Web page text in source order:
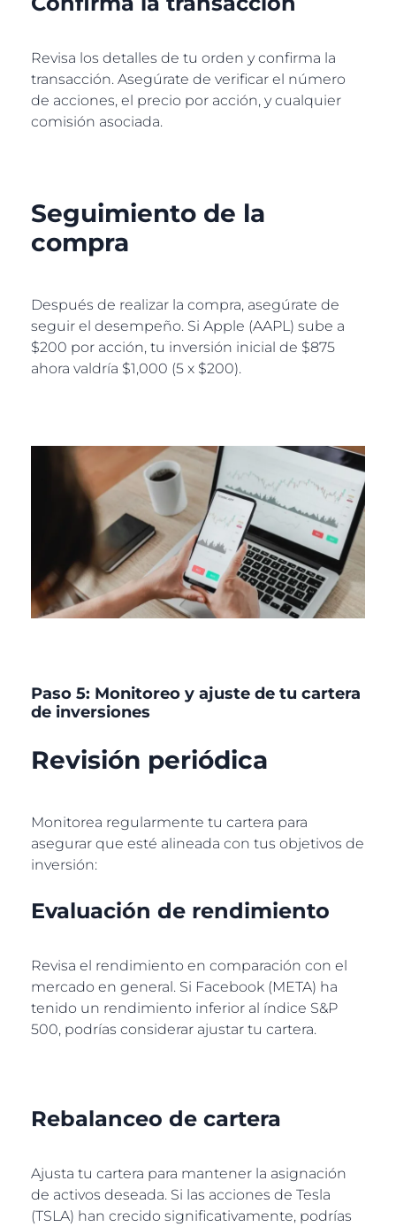
Revisa los detalles de tu orden y confirma la
transacción. Asegúrate de verificar el número
de acciones, el precio por acción, y cualquier
comisión asociada.
Seguimiento de la
compra
Después de realizar la compra, asegúrate de
seguir el desempeño. Si Apple (AAPL) sube a
$200 por acción, tu inversión inicial de $875
ahora valdría $1,000 (5 x $200).
Paso 5: Monitoreo y ajuste de tu cartera
de inversiones
Revisión periódica
Monitorea regularmente tu cartera para
asegurar que esté alineada con tus objetivos de
inversión:
Evaluación de rendimiento
Revisa el rendimiento en comparación con el
mercado en general. Si Facebook (META) ha
tenido un rendimiento inferior al índice S&P
500, podrías considerar ajustar tu cartera.
Rebalanceo de cartera
Ajusta tu cartera para mantener la asignación
de activos deseada. Si las acciones de Tesla
(TSLA) han crecido significativamente, podrías